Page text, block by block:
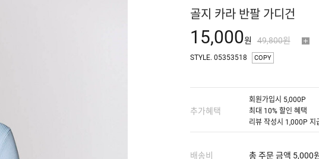
골지 카라 반팔 가디건
15,000원 49,800원
STYLE. 05353518 COPY
추가혜택
회원가입시 5,000P
최대 10% 할인 혜택
리뷰 작성시 1,000P 지
배송비 총 주문 금액 5,000